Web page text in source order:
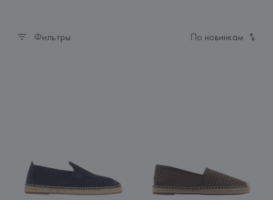
Фильтры По новинкам